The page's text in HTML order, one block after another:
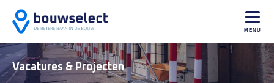
MENU
Vacatures & Projecten